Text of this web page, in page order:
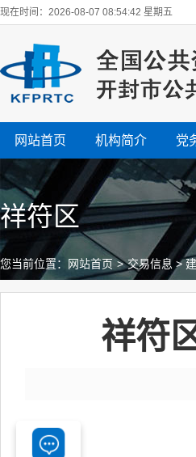
现在时间：2026-08-07 08:54:43 星期五
网站首页 机构简介 党
祥符区
您当前位置： 网站首页 > 交易信息 >
祥符